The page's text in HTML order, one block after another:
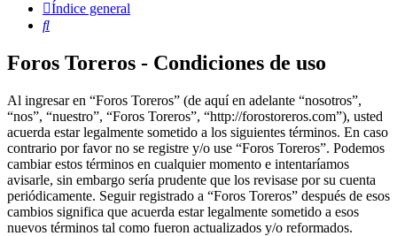
Índice general
Buscar
Foros Toreros - Condiciones de uso
Al ingresar en “Foros Toreros” (de aquí en adelante “nosotros”,
“nos”, “nuestro”, “Foros Toreros”, “http://forostoreros.com”), usted
acuerda estar legalmente sometido a los siguientes términos. En caso
contrario por favor no se registre y/o use “Foros Toreros”. Podemos
cambiar estos términos en cualquier momento e intentaríamos
avisarle, sin embargo sería prudente que los revisase por su cuenta
periódicamente. Seguir registrado a “Foros Toreros” después de esos
cambios significa que acuerda estar legalmente sometido a esos
nuevos términos tal como fueron actualizados y/o reformados.